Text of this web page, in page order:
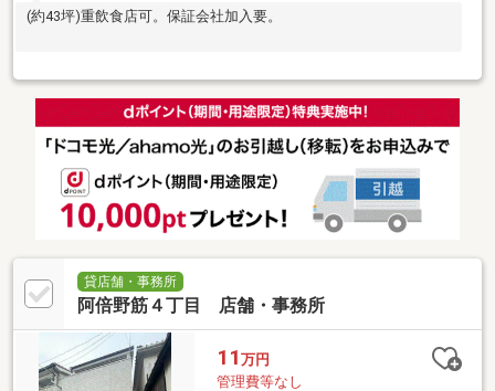
(約43坪)重飲食店可。保証会社加入要。
貸店舗・事務所
阿倍野筋４丁目 店舗・事務所
11 万円
管理費等なし